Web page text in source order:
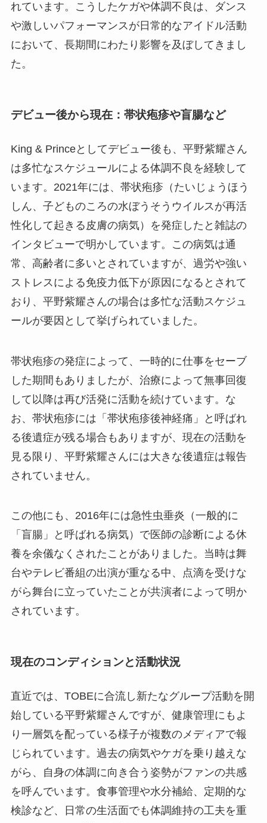
れています。こうしたケガや体調不良は、ダンス
や激しいパフォーマンスが日常的なアイドル活動
において、長期間にわたり影響を及ぼしてきまし
た。
デビュー後から現在：帯状疱疹や盲腸など
King & Princeとしてデビュー後も、平野紫耀さん
は多忙なスケジュールによる体調不良を経験して
います。2021年には、帯状疱疹（たいじょうほう
しん、子どものころの水ぼうそうウイルスが再活
性化して起きる皮膚の病気）を発症したと雑誌の
インタビューで明かしています。この病気は通
常、高齢者に多いとされていますが、過労や強い
ストレスによる免疫力低下が原因になるとされて
おり、平野紫耀さんの場合は多忙な活動スケジュ
ールが要因として挙げられていました。
帯状疱疹の発症によって、一時的に仕事をセーブ
した期間もありましたが、治療によって無事回復
して以降は再び活発に活動を続けています。な
お、帯状疱疹には「帯状疱疹後神経痛」と呼ばれ
る後遺症が残る場合もありますが、現在の活動を
見る限り、平野紫耀さんには大きな後遺症は報告
されていません。
この他にも、2016年には急性虫垂炎（一般的に
「盲腸」と呼ばれる病気）で医師の診断による休
養を余儀なくされたことがありました。当時は舞
台やテレビ番組の出演が重なる中、点滴を受けな
がら舞台に立っていたことが共演者によって明か
されています。
現在のコンディションと活動状況
直近では、TOBEに合流し新たなグループ活動を開
始している平野紫耀さんですが、健康管理にもよ
り一層気を配っている様子が複数のメディアで報
じられています。過去の病気やケガを乗り越えな
がら、自身の体調に向き合う姿勢がファンの共感
を呼んでいます。食事管理や水分補給、定期的な
検診など、日常の生活面でも体調維持の工夫を重